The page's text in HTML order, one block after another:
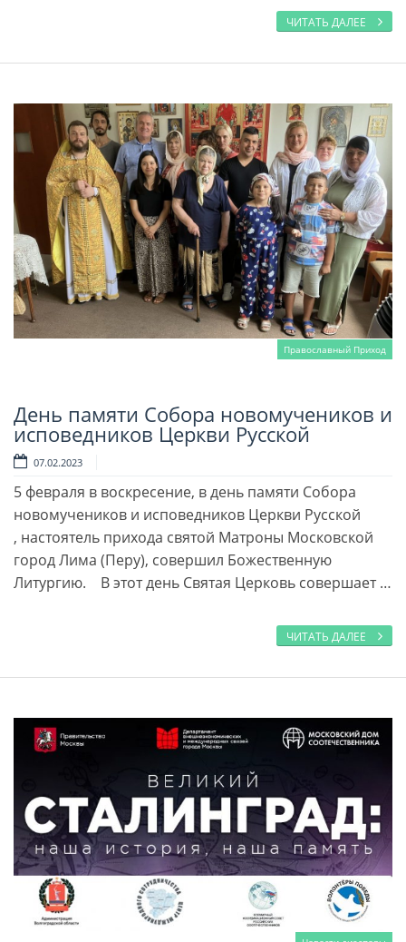
ЧИТАТЬ ДАЛЕЕ
Православный Приход
Читать далее
День памяти Собора новомучеников и
исповедников Церкви Русской
07.02.2023
5 февраля в воскресение, в день памяти Собора
новомучеников и исповедников Церкви Русской
, настоятель прихода святой Матроны Московской
город Лима (Перу), совершил Божественную
Литургию. В этот день Свя­тая Цер­ковь со­вер­ша­ет …
ЧИТАТЬ ДАЛЕЕ